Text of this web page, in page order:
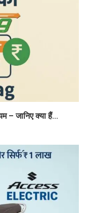
– जानिए क्या हैं...